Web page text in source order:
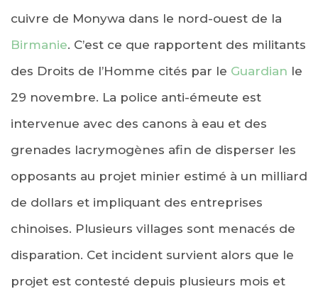
cuivre de Monywa dans le nord-ouest de la
Birmanie. C’est ce que rapportent des militants
des Droits de l’Homme cités par le Guardian le
29 novembre. La police anti-émeute est
intervenue avec des canons à eau et des
grenades lacrymogènes afin de disperser les
opposants au projet minier estimé à un milliard
de dollars et impliquant des entreprises
chinoises. Plusieurs villages sont menacés de
disparation. Cet incident survient alors que le
projet est contesté depuis plusieurs mois et